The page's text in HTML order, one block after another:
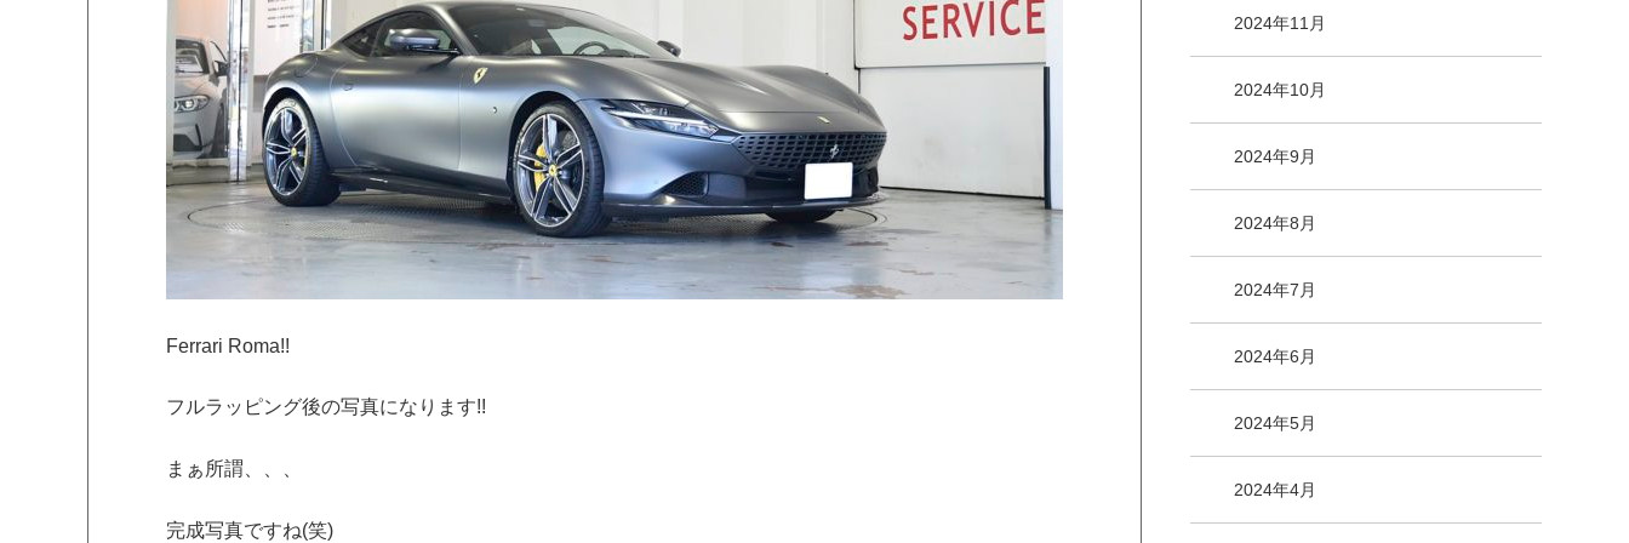
Ferrari Roma!!
フルラッピング後の写真になります!!
まぁ所謂、、、
完成写真ですね(笑)
2024年11月
2024年10月
2024年9月
2024年8月
2024年7月
2024年6月
2024年5月
2024年4月